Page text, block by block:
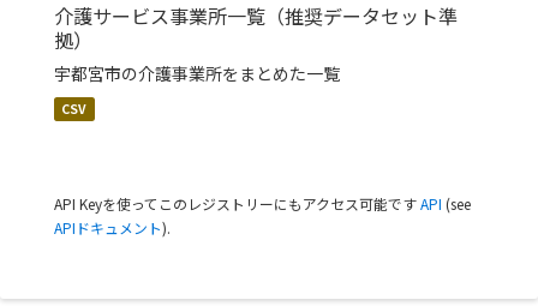
介護サービス事業所一覧（推奨データセット準
拠）
宇都宮市の介護事業所をまとめた一覧
CSV
API Keyを使ってこのレジストリーにもアクセス可能ですAPI (see
APIドキュメント).